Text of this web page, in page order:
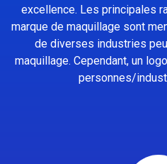
excellence. Les principales
marque de maquillage sont
de diverses industries
maquillage. Cependant, un
personnes/